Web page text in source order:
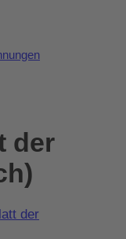
der